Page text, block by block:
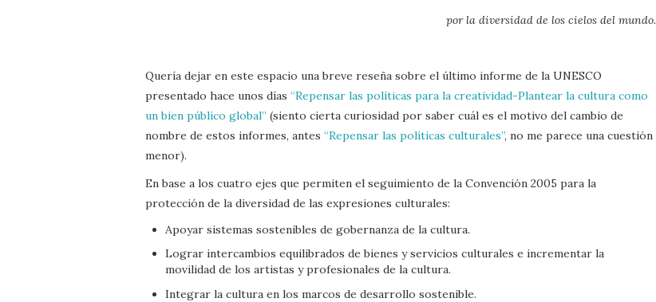
por la diversidad de los cielos del mundo.
Quería dejar en este espacio una breve reseña sobre el último informe de la UNESCO
presentado hace unos días “Repensar las políticas para la creatividad-Plantear la cultura como
un bien público global” (siento cierta curiosidad por saber cuál es el motivo del cambio de
nombre de estos informes, antes “Repensar las políticas culturales”, no me parece una cuestión
menor).
En base a los cuatro ejes que permiten el seguimiento de la Convención 2005 para la
protección de la diversidad de las expresiones culturales:
Apoyar sistemas sostenibles de gobernanza de la cultura.
Lograr intercambios equilibrados de bienes y servicios culturales e incrementar la
movilidad de los artistas y profesionales de la cultura.
Integrar la cultura en los marcos de desarrollo sostenible.